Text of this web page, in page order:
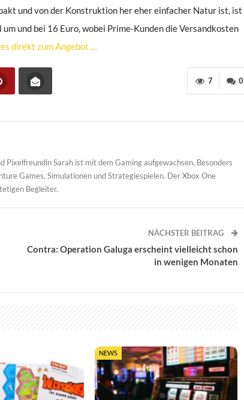
und von der Konstruktion her eher einfacher Natur ist, ist
und bei 16 Euro, wobei Prime-Kunden die Versandkosten
direkt zum Angebot …
0
7
Sarah ist mit dem Gaming aufgewachsen. Besonders
Games, Simulationen und Strategiespielen. Der Xbox One
Begleiter.
NÄCHSTER BEITRAG
Contra: Operation Galuga erscheint vielleicht schon
in wenigen Monaten
NEWS